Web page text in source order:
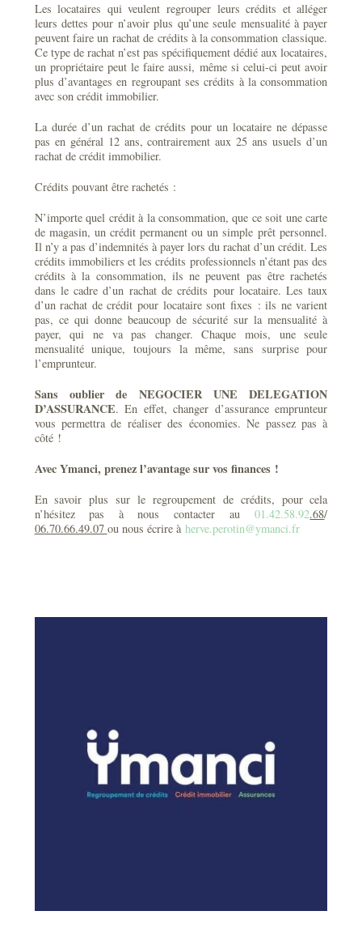
Les locataires qui veulent regrouper leurs crédits et alléger
leurs dettes pour n’avoir plus qu’une seule mensualité à payer
peuvent faire un rachat de crédits à la consommation classique.
Ce type de rachat n’est pas spécifiquement dédié aux locataires,
un propriétaire peut le faire aussi, même si celui-ci peut avoir
plus d’avantages en regroupant ses crédits à la consommation
avec son crédit immobilier.
La durée d’un rachat de crédits pour un locataire ne dépasse
pas en général 12 ans, contrairement aux 25 ans usuels d’un
rachat de crédit immobilier.
Crédits pouvant être rachetés :
N’importe quel crédit à la consommation, que ce soit une carte
de magasin, un crédit permanent ou un simple prêt personnel.
Il n’y a pas d’indemnités à payer lors du rachat d’un crédit. Les
crédits immobiliers et les crédits professionnels n’étant pas des
crédits à la consommation, ils ne peuvent pas être rachetés
dans le cadre d’un rachat de crédits pour locataire. Les taux
d’un rachat de crédit pour locataire sont fixes : ils ne varient
pas, ce qui donne beaucoup de sécurité sur la mensualité à
payer, qui ne va pas changer. Chaque mois, une seule
mensualité unique, toujours la même, sans surprise pour
l’emprunteur.
Sans oublier de NEGOCIER UNE DELEGATION
D’ASSURANCE. En effet, changer d’assurance emprunteur
vous permettra de réaliser des économies. Ne passez pas à
côté !
Avec Ymanci, prenez l’avantage sur vos finances !
En savoir plus sur le regroupement de crédits, pour cela
n’hésitez pas à nous contacter au01.42.58.92.68/
06.70.66.49.07 ou nous écrire à herve.perotin@ymanci.fr